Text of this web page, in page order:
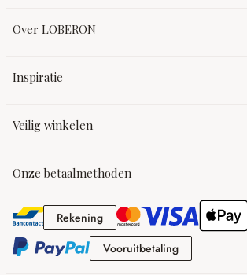
Over LOBERON
Inspiratie
Veilig winkelen
Onze betaalmethoden
RekeningRekening
VooruitbetalingVooruitbetaling